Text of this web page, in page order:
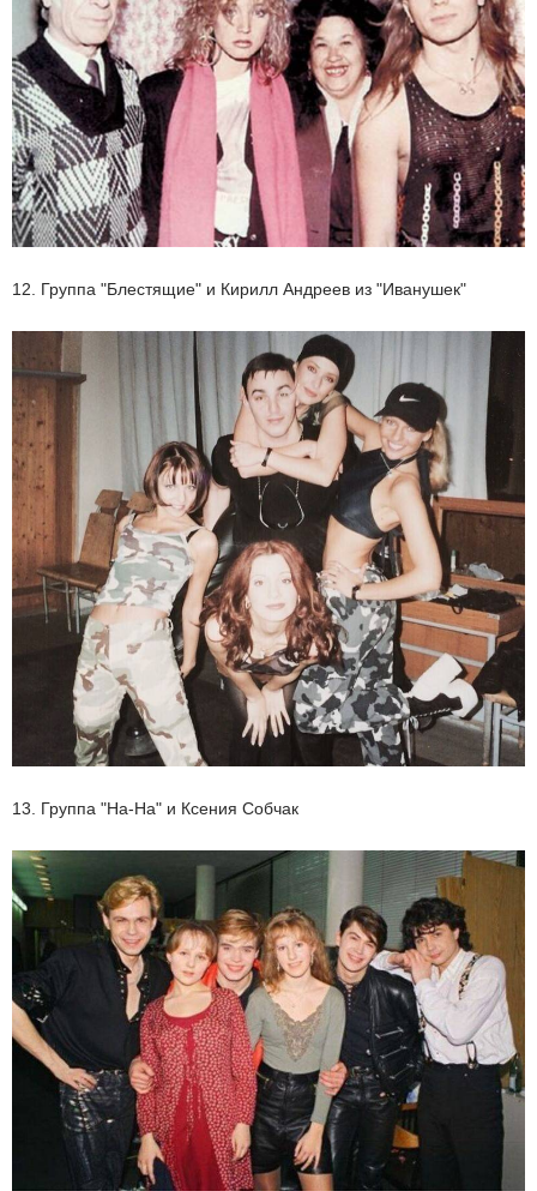
12. Группа "Блестящие" и Кирилл Андреев из "Иванушек"
13. Группа "На-На" и Ксения Собчак